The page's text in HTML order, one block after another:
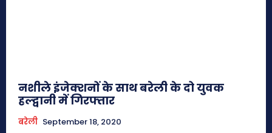
नशीले इंजेक्शनों के साथ बरेली के दो युवक
हल्द्वानी में गिरफ्तार
बरेली September 18, 2020